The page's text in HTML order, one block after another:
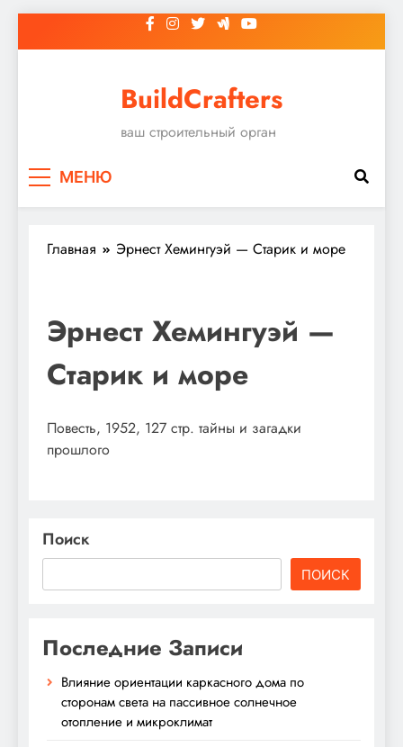
к
BuildCrafters
ваш строительный орган
МЕНЮ
Главная Эрнест Хемингуэй — Старик и море
Эрнест Хемингуэй —
Старик и море
Повесть, 1952, 127 стр. тайны и загадки
прошлого
Поиск
ПОИСК
Последние Записи
Влияние ориентации каркасного дома по
сторонам света на пассивное солнечное
отопление и микроклимат